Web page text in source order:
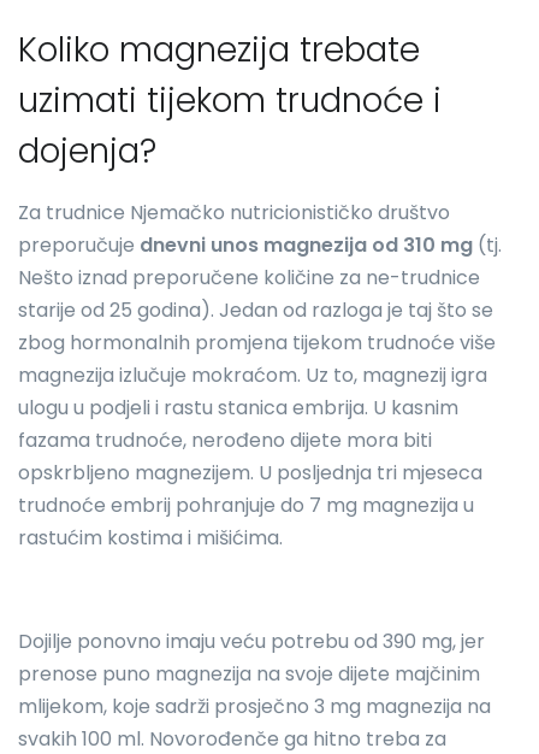
Koliko magnezija trebate
uzimati tijekom trudnoće i
dojenja?
Za trudnice Njemačko nutricionističko društvo
preporučuje dnevni unos magnezija od 310 mg (tj.
Nešto iznad preporučene količine za ne-trudnice
starije od 25 godina). Jedan od razloga je taj što se
zbog hormonalnih promjena tijekom trudnoće više
magnezija izlučuje mokraćom. Uz to, magnezij igra
ulogu u podjeli i rastu stanica embrija. U kasnim
fazama trudnoće, nerođeno dijete mora biti
opskrbljeno magnezijem. U posljednja tri mjeseca
trudnoće embrij pohranjuje do 7 mg magnezija u
rastućim kostima i mišićima.
Dojilje ponovno imaju veću potrebu od 390 mg, jer
prenose puno magnezija na svoje dijete majčinim
mlijekom, koje sadrži prosječno 3 mg magnezija na
svakih 100 ml. Novorođenče ga hitno treba za